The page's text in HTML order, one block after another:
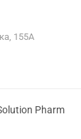
155А
Pharm